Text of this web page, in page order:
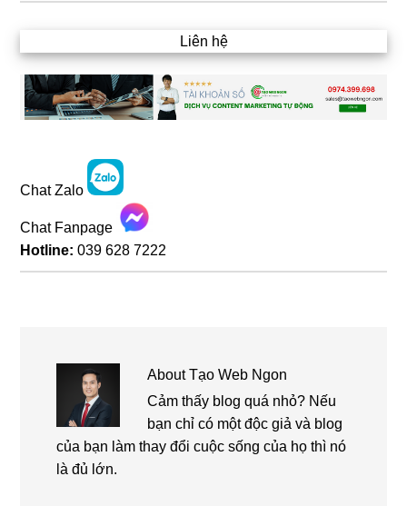
Liên hệ
Chat Zalo
Chat Fanpage
Hotline: 039 628 7222
AboutTạo Web Ngon
Cảm thấy blog quá nhỏ? Nếu
bạn chỉ có một độc giả và blog
của bạn làm thay đổi cuộc sống của họ thì nó
là đủ lớn.